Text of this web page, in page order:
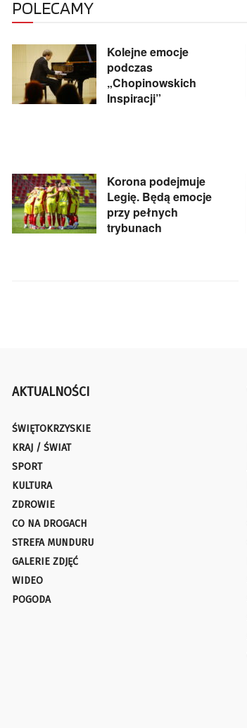
POLECAMY
Kolejne emocje
podczas
„Chopinowskich
Inspiracji”
Korona podejmuje
Legię. Będą emocje
przy pełnych
trybunach
AKTUALNOŚCI
ŚWIĘTOKRZYSKIE
KRAJ / ŚWIAT
SPORT
KULTURA
ZDROWIE
CO NA DROGACH
STREFA MUNDURU
GALERIE ZDJĘĆ
WIDEO
POGODA